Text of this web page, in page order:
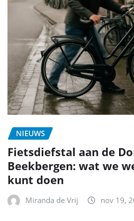
NIEUWS
Fietsdiefstal aan de
Beekbergen: wat we
kunt doen
Miranda de Vrij nov 19,